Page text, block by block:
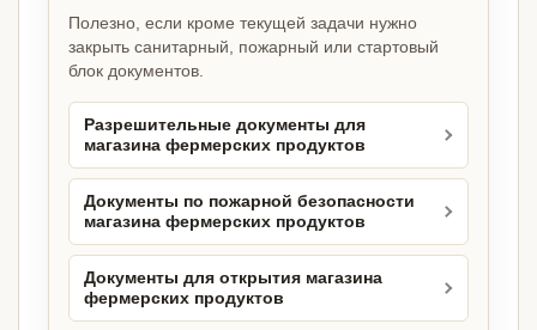
Полезно, если кроме текущей задачи нужно
закрыть санитарный, пожарный или стартовый
блок документов.
Разрешительные документы для
магазина фермерских продуктов
Документы по пожарной безопасности
магазина фермерских продуктов
Документы для открытия магазина
фермерских продуктов